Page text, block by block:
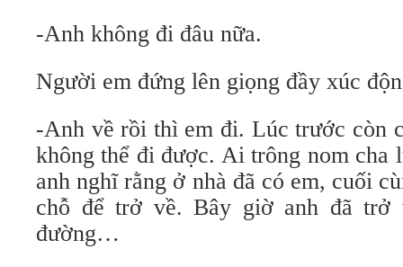
-Anh không đi đâu nữa.
Người em đứng lên giọng đầy xúc
-Anh về rồi thì em đi. Lúc trước còn
không thể đi được. Ai trông nom cha
anh nghĩ rằng ở nhà đã có em, cuối
chỗ để trở về. Bây giờ anh đã trở
đường…